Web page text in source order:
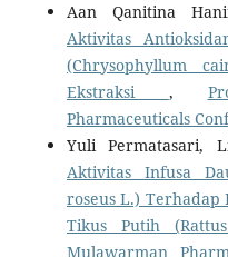
Aan Qanitina
Aktivitas
(Chrysophyllum
Ekstraksi ,
Pharmaceuticals
Yuli Permatasari,
Aktivitas Infusa
roseus L.) Terhadap
Tikus Putih
Mulawarman